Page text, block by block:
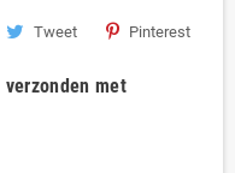
Tweet Pinterest
verzonden met